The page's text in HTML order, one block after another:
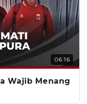
06:16
Wajib Menang